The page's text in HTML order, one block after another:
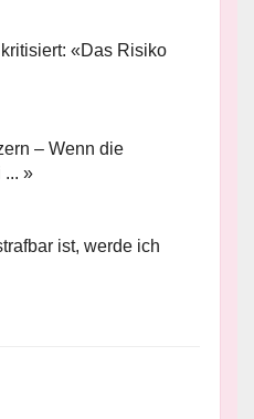
«Das Risiko
– Wenn die
... »
ist, werde ich